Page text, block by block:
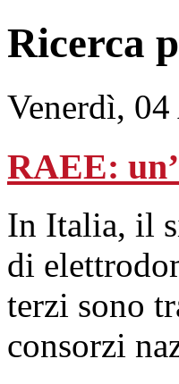
Ricerca
Venerdì,
RAEE:
In Italia, il
di
terzi sono
consorzi